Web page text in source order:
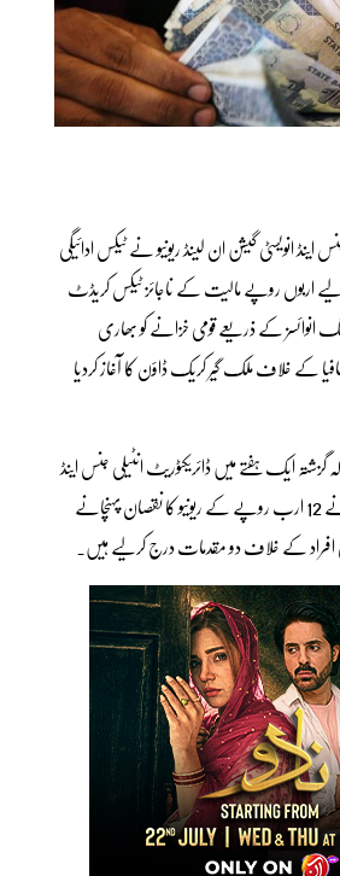
اینڈ انویسٹی گیشن ان لینڈ ریونیو نے ٹیکس ادائیگی
اربوں روپے مالیت کے ناجائز ٹیکس کریڈٹ
انوائسز کے ذریعے قومی خزانے کو بھاری
کے خلاف ملک گیر کریک ڈاؤن کا آغاز کردیا
گزشتہ ایک ہفتے میں ڈائریکٹوریٹ انٹیلی جنس اینڈ
انویسٹی گیشن آئی آر کراچی نے 12 ارب روپے کے ریونیو کا نقصان پہنچانے
افراد کے خلاف دو مقدمات درج کرلیے ہیں۔